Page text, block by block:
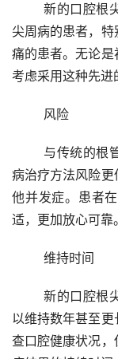
	新的口腔根尖周病治疗方法适合绝大多数患有口腔根
尖周病的患者，
痛的患者。无论
考虑采用这种先进
	风险
病治疗方法风险
他并发症。患者
适，更加放心可靠。
	维持时间
	新的口腔根尖周病治疗方法的维持时间更长，通常可
以维持数年甚至
查口腔健康状况